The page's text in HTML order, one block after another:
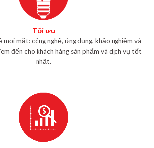
Tối ưu
mặt: công nghệ, ứng dụng, khảo nghiệm và
đến cho khách hàng sản phẩm và dịch vụ tốt
nhất.